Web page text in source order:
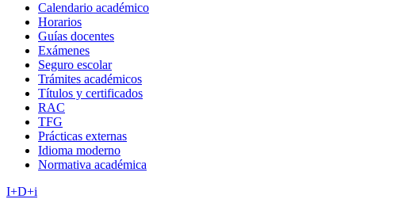
Calendario académico
Horarios
Guías docentes
Exámenes
Seguro escolar
Trámites académicos
Títulos y certificados
RAC
TFG
Prácticas externas
Idioma moderno
Normativa académica
I+D+i